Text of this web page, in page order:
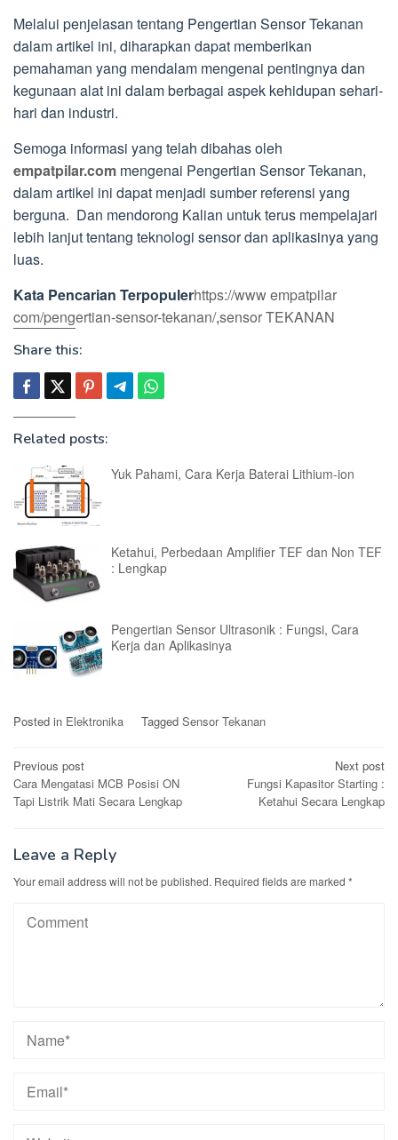
Melalui penjelasan tentang Pengertian Sensor Tekanan
dalam artikel ini, diharapkan dapat memberikan
pemahaman yang mendalam mengenai pentingnya dan
kegunaan alat ini dalam berbagai aspek kehidupan sehari-
hari dan industri.
Semoga informasi yang telah dibahas oleh
empatpilar.com mengenai Pengertian Sensor Tekanan,
dalam artikel ini dapat menjadi sumber referensi yang
berguna. Dan mendorong Kalian untuk terus mempelajari
lebih lanjut tentang teknologi sensor dan aplikasinya yang
luas.
Kata Pencarian Terpopulerhttps://www empatpilar
com/pengertian-sensor-tekanan/,sensor TEKANAN
Share this:
Related posts:
Yuk Pahami, Cara Kerja Baterai Lithium-ion
Ketahui, Perbedaan Amplifier TEF dan Non TEF
: Lengkap
Pengertian Sensor Ultrasonik : Fungsi, Cara
Kerja dan Aplikasinya
Posted in Elektronika Tagged Sensor Tekanan
Post
navigation
Previous post
Cara Mengatasi MCB Posisi ON
Tapi Listrik Mati Secara Lengkap
Next post
Fungsi Kapasitor Starting :
Ketahui Secara Lengkap
Leave a Reply
Your email address will not be published. Required fields are marked *